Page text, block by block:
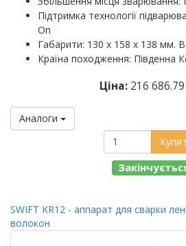
Підтримка технології
On
Габарити: 130 х 158 х 138 мм.
Країна походження: Південна
Ціна: 216
Аналоги
SWIFT KR12 - аппарат для сварки
волокон